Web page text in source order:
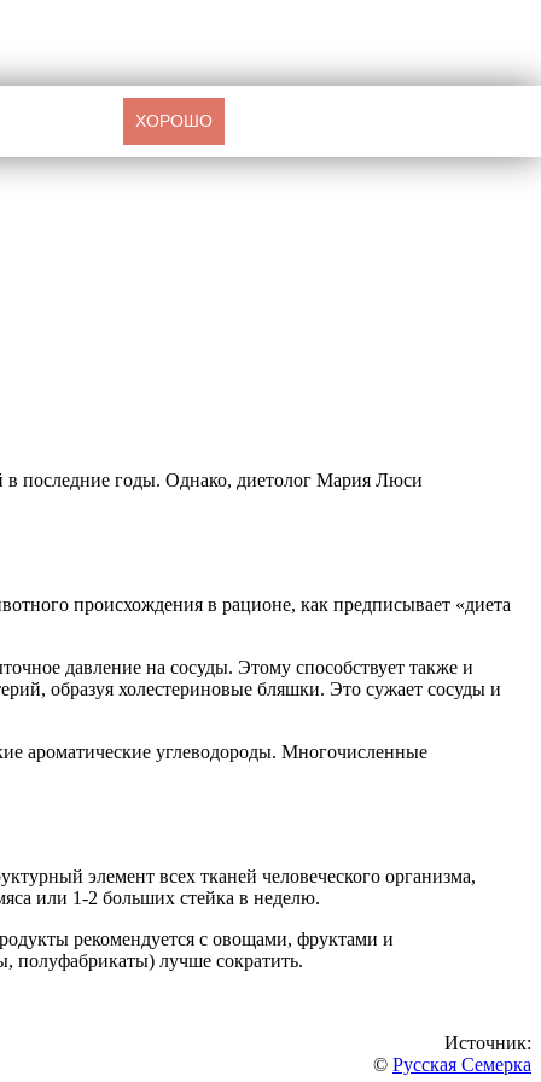
в последние годы. Однако, диетолог Мария Люси
происхождения в рационе, как предписывает «диета
давление на сосуды. Этому способствует также и
образуя холестериновые бляшки. Это сужает сосуды и
ароматические углеводороды. Многочисленные
элемент всех тканей человеческого организма,
или 1-2 больших стейка в неделю.
рекомендуется с овощами, фруктами и
полуфабрикаты) лучше сократить.
Источник:
© Русская Семерка
ХОРОШО